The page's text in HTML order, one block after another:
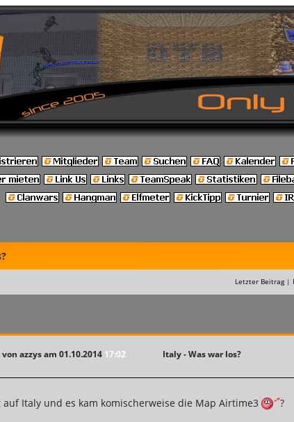
Letzter Beitrag|
azzys am 01.10.2014 17:02 Italy - Was war los?
Italy und es kam komischerweise die Map Airtime3 ?